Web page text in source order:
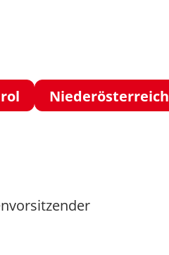
Niederösterreich